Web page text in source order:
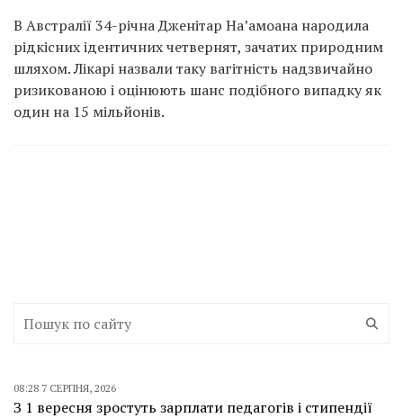
В Австралії 34-річна Дженітар На’амоана народила
рідкісних ідентичних четвернят, зачатих природним
шляхом. Лікарі назвали таку вагітність надзвичайно
ризикованою і оцінюють шанс подібного випадку як
один на 15 мільйонів.
08:28 7 СЕРПНЯ, 2026
З 1 вересня зростуть зарплати педагогів і стипендії